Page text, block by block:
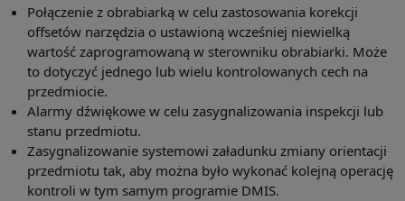
Połączenie z obrabiarką w celu zastosowania korekcji
offsetów narzędzia o ustawioną wcześniej niewielką
wartość zaprogramowaną w sterowniku obrabiarki. Może
to dotyczyć jednego lub wielu kontrolowanych cech na
przedmiocie.
Alarmy dźwiękowe w celu zasygnalizowania inspekcji lub
stanu przedmiotu.
Zasygnalizowanie systemowi załadunku zmiany orientacji
przedmiotu tak, aby można było wykonać kolejną operację
kontroli w tym samym programie DMIS.